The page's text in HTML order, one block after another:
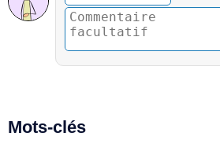
Mots-clés